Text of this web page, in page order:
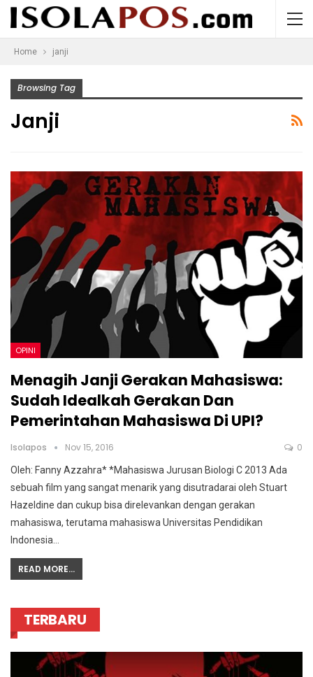
Home janji
Browsing Tag
Janji
OPINI
Menagih Janji Gerakan Mahasiswa:
Sudah Idealkah Gerakan Dan
Pemerintahan Mahasiswa Di UPI?
Isolapos Nov 15, 2016 0
Oleh: Fanny Azzahra* *Mahasiswa Jurusan Biologi C 2013 Ada
sebuah film yang sangat menarik yang disutradarai oleh Stuart
Hazeldine dan cukup bisa direlevankan dengan gerakan
mahasiswa, terutama mahasiswa Universitas Pendidikan
Indonesia…
READ MORE...
TERBARU